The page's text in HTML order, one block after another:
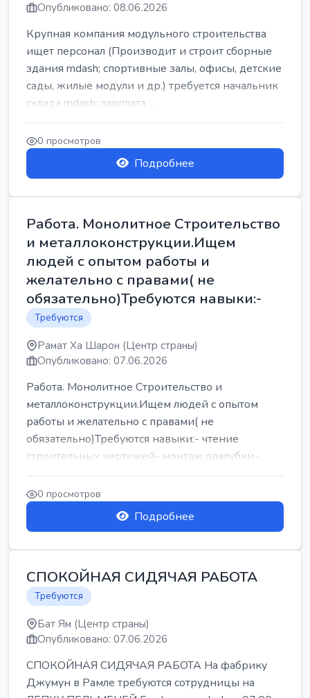
Опубликовано: 08.06.2026
Крупная компания модульного строительства
ищет персонал (Производит и строит сборные
здания mdash; спортивные залы, офисы, детские
сады, жилые модули и др.) требуется начальник
склада mdash; зарплата ...
0 просмотров
Подробнее
Работа. Монолитное Строительство
и металлоконструкции.Ищем
людей с опытом работы и
желательно с правами( не
обязательно)Требуются навыки:-
Требуются
Рамат Ха Шарон (Центр страны)
Опубликовано: 07.06.2026
Работа. Монолитное Строительство и
металлоконструкции.Ищем людей с опытом
работы и желательно с правами( не
обязательно)Требуются навыки:- чтение
строительных чертежей- монтаж опалубки-
армокаркасыОпл...
0 просмотров
Подробнее
СПОКОЙНАЯ СИДЯЧАЯ РАБОТА
Требуются
Бат Ям (Центр страны)
Опубликовано: 07.06.2026
СПОКОЙНАЯ СИДЯЧАЯ РАБОТА На фабрику
Джумун в Рамле требуются сотрудницы на